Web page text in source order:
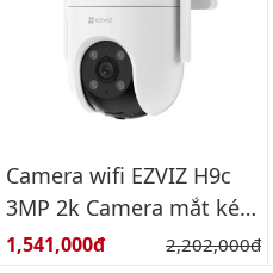
Camera wifi EZVIZ H9c
3MP 2k Camera mắt kép
thông minh ngoài trời
Giá bán:
1,541,000đ Giá gốc:
2,202,000đ